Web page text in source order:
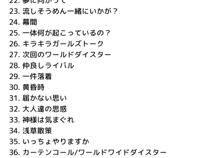
23. 流しそうめん一緒にいかが？
24. 幕間
25. 一体何が起こっているの？
26. キラキラガールズトーク
27. 次回のワールドダイスター
28. 仲良しライバル
29. 一件落着
30. 黄昏時
31. 届かない思い
32. 大人達の思惑
33. 神様は気まぐれ
34. 浅草散策
35. いっちょやりますか
36. カーテンコール/ワールドワイドダイスター